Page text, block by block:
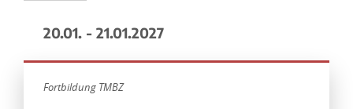
20.01. - 21.01.2027
Fortbildung TMBZ